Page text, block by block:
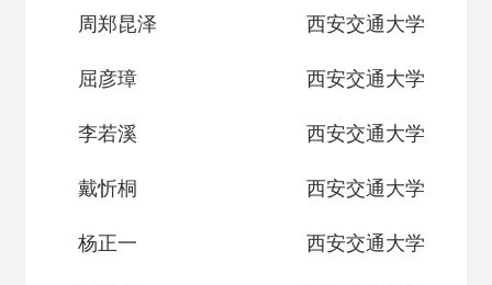
周郑昆泽 西安交通大学
屈彦璋 西安交通大学
李若溪 西安交通大学
戴忻桐 西安交通大学
杨正一 西安交通大学